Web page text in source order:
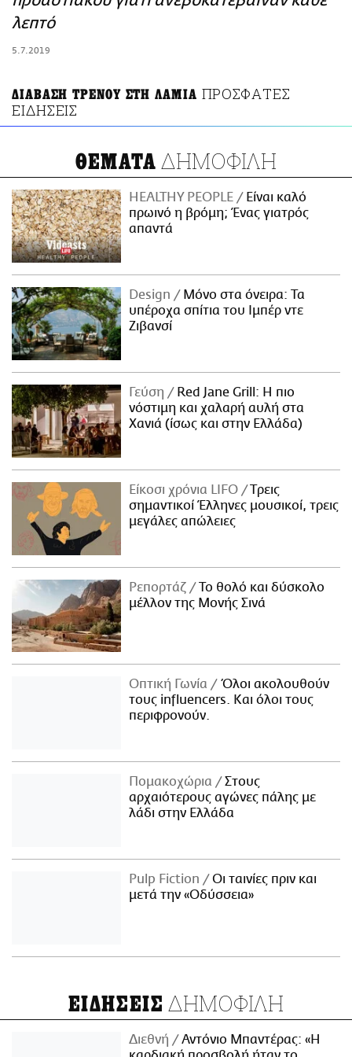
ΑΜΠΑ
λεπτό
5.7.2019
ΔΙΑΒΑΣΗ ΤΡΕΝΟΥ ΣΤΗ ΛΑΜΙΑ ΠΡΟΣΦΑΤΕΣ
ΕΙΔΗΣΕΙΣ
ΘΕΜΑΤΑ ΔΗΜΟΦΙΛΗ
HEALTHY PEOPLE
Είναι καλό
πρωινό η βρόμη; Ένας γιατρός
απαντά
Design
Μόνο στα όνειρα: Τα
υπέροχα σπίτια του Ιμπέρ ντε
Ζιβανσί
Γεύση
Red Jane Grill: Η πιο
νόστιμη και χαλαρή αυλή στα
Χανιά (ίσως και στην Ελλάδα)
Είκοσι χρόνια LIFO
Tρεις
σημαντικοί Έλληνες μουσικοί, τρεις
μεγάλες απώλειες
Ρεπορτάζ
Το θολό και δύσκολο
μέλλον της Μονής Σινά
Οπτική Γωνία
Όλοι ακολουθούν
τους influencers. Και όλοι τους
περιφρονούν.
Πομακοχώρια
Στους
αρχαιότερους αγώνες πάλης με
λάδι στην Ελλάδα
Pulp Fiction
Οι ταινίες πριν και
μετά την «Οδύσσεια»
ΕΙΔΗΣΕΙΣ ΔΗΜΟΦΙΛΗ
Διεθνή
Αντόνιο Μπαντέρας: «Η